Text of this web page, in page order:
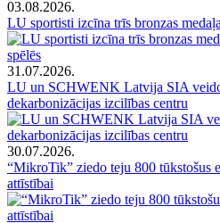
03.08.2026.
LU sportisti izcīna trīs bronzas
31.07.2026.
LU un SCHWENK Latvija SIA
dekarbonizācijas izcilības centru
30.07.2026.
“MikroTik” ziedo teju 800 tūkstošus
attīstībai